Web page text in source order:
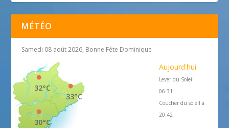
MÉTÉO
Samedi 08 août 2026, Bonne Fête Dominique
33°C
32°C
30°C
Aujourd'hui
Lever du Soleil
06:31
Coucher du soleil à
20:42